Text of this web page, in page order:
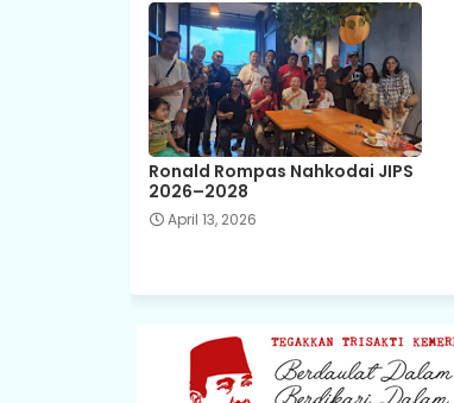
Ronald Rompas Nahkodai JIPS
2026–2028
April 13, 2026